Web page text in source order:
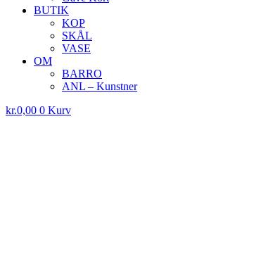
BUTIK
KOP
SKÅL
VASE
OM
BARRO
ANL – Kunstner
kr.0,00 0 Kurv